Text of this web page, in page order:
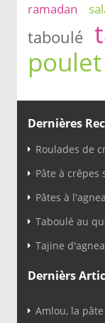
ramadan
taboulé
poulet
Dernières
Roulades de
Pâte à crêpes
Pâtes à
Taboulé au
Tajine
Dernièrs
Amlou, la